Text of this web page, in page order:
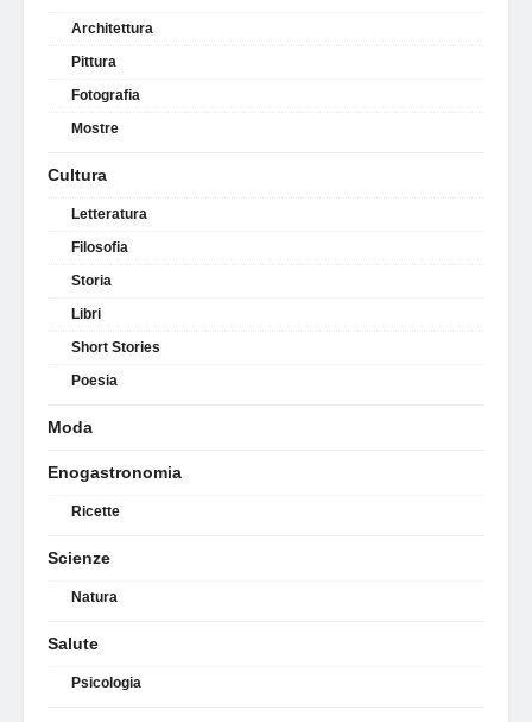
Architettura
Pittura
Fotografia
Mostre
Cultura
Letteratura
Filosofia
Storia
Libri
Short Stories
Poesia
Moda
Enogastronomia
Ricette
Scienze
Natura
Salute
Psicologia